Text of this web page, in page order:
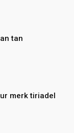
tan
merk tiriadel